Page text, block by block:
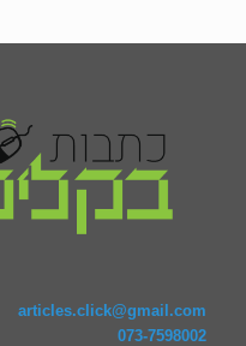
articles.click@gmail.com
073-7598002